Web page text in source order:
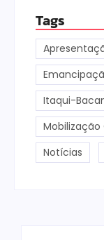
Tags
Itaqui-
Notícias